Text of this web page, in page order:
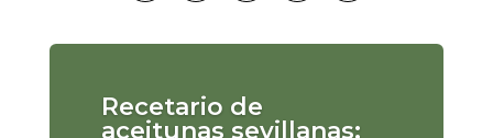
Recetario de
aceitunas sevillanas: